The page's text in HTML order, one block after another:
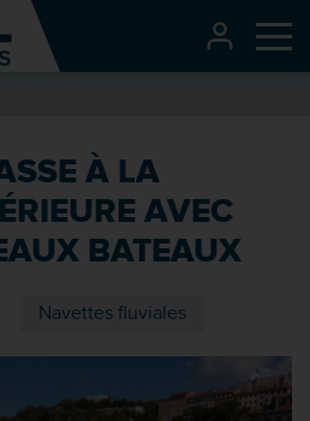
À LA
AVEC
BATEAUX
Navettes fluviales